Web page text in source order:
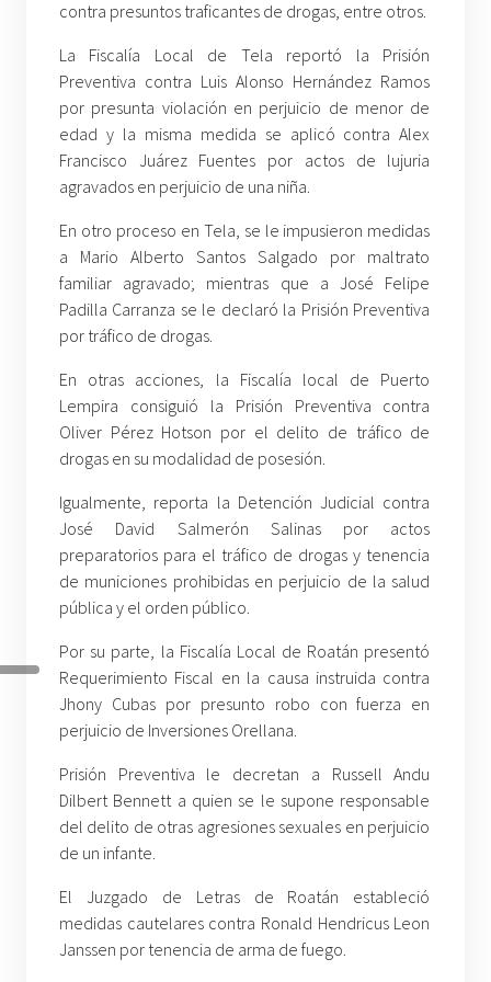
contra presuntos traficantes de drogas, entre otros.
La Fiscalía Local de Tela reportó la Prisión
Preventiva contra Luis Alonso Hernández Ramos
por presunta violación en perjuicio de menor de
edad y la misma medida se aplicó contra Alex
Francisco Juárez Fuentes por actos de lujuria
agravados en perjuicio de una niña.
En otro proceso en Tela, se le impusieron medidas
a Mario Alberto Santos Salgado por maltrato
familiar agravado; mientras que a José Felipe
Padilla Carranza se le declaró la Prisión Preventiva
por tráfico de drogas.
En otras acciones, la Fiscalía local de Puerto
Lempira consiguió la Prisión Preventiva contra
Oliver Pérez Hotson por el delito de tráfico de
drogas en su modalidad de posesión.
Igualmente, reporta la Detención Judicial contra
José David Salmerón Salinas por actos
preparatorios para el tráfico de drogas y tenencia
de municiones prohibidas en perjuicio de la salud
pública y el orden público.
Por su parte, la Fiscalía Local de Roatán presentó
Requerimiento Fiscal en la causa instruida contra
Jhony Cubas por presunto robo con fuerza en
perjuicio de Inversiones Orellana.
Prisión Preventiva le decretan a Russell Andu
Dilbert Bennett a quien se le supone responsable
del delito de otras agresiones sexuales en perjuicio
de un infante.
El Juzgado de Letras de Roatán estableció
medidas cautelares contra Ronald Hendricus Leon
Janssen por tenencia de arma de fuego.